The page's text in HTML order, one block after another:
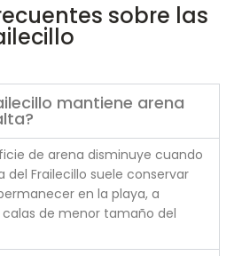
sobre las
mantiene arena
de arena disminuye cuando
del Frailecillo suele conservar
en la playa, a
de menor tamaño del